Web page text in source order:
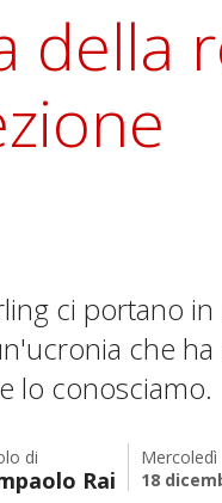
della
ci portano
che
lo conosciamo.
di
Rai
Mercoledì
18